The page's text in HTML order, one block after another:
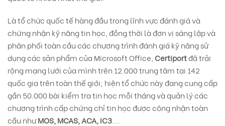
Là tổ chức quốc tế hàng đầu trong lĩnh vực đánh giá và
chứng nhận kỹ năng tin học, đồng thời là đơn vị sáng lập và
phân phối toàn cầu các chương trình đánh giá kỹ năng sử
dụng các sản phẩm của Microsoft Office, Certiportđã trải
rộng mạng lưới của mình trên 12.000 trung tâm tại 142
quốc gia trên toàn thế giới; hiện tổ chức này đang cung cấp
gần 50.000 bài kiểm tra tin học mỗi tháng và quản lý các
chương trình cấp chứng chỉ tin học được công nhận toàn
cầu nhưMOS, MCAS, ACA, IC3